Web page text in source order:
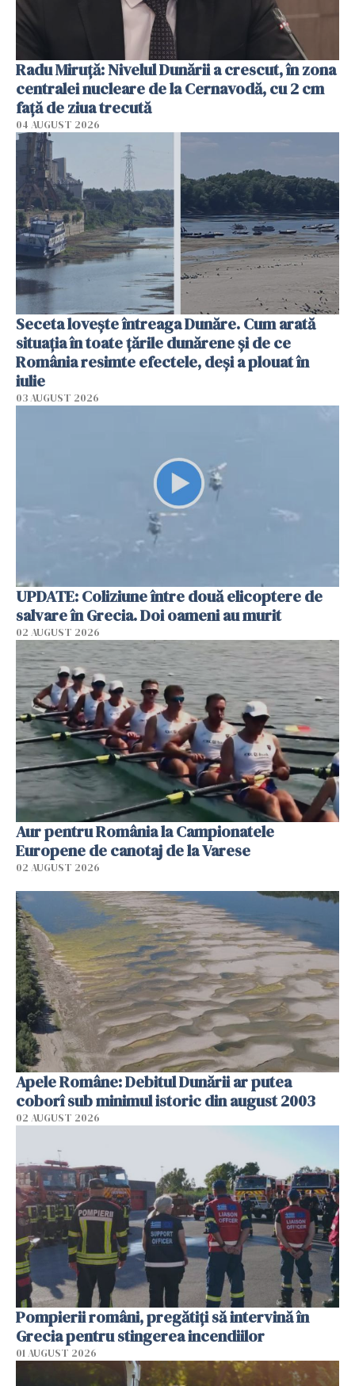
Radu Miruţă: Nivelul Dunării a crescut, în zona
centralei nucleare de la Cernavodă, cu 2 cm
faţă de ziua trecută
04 AUGUST 2026
Seceta lovește întreaga Dunăre. Cum arată
situația în toate țările dunărene și de ce
România resimte efectele, deși a plouat în
iulie
03 AUGUST 2026
UPDATE: Coliziune între două elicoptere de
salvare în Grecia. Doi oameni au murit
02 AUGUST 2026
Aur pentru România la Campionatele
Europene de canotaj de la Varese
02 AUGUST 2026
Apele Române: Debitul Dunării ar putea
coborî sub minimul istoric din august 2003
02 AUGUST 2026
Pompierii români, pregătiţi să intervină în
Grecia pentru stingerea incendiilor
01 AUGUST 2026